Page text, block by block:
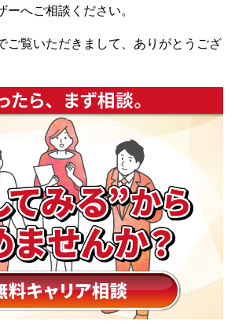
ーへご相談ください。
ご覧いただきまして、ありがとうござ